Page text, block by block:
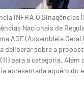
iNFRA O Sinagências
Nacionais de
AGE (Assembleia
deliberar sobre a
para a categoria. Além
apresentada aquém do